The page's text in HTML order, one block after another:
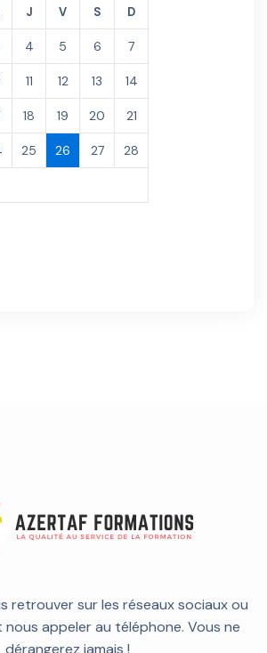
J V S D
4 5 6 7
11 12 13 14
18 19 20 21
25 26 27 28
retrouver sur les réseaux sociaux ou
appeler au téléphone. Vous ne
dérangerez jamais !